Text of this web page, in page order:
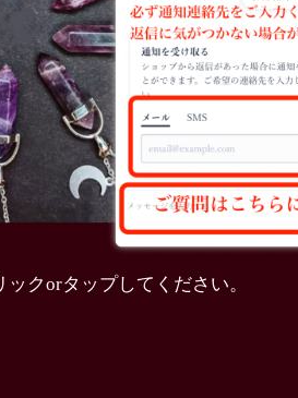
クorタップしてください。